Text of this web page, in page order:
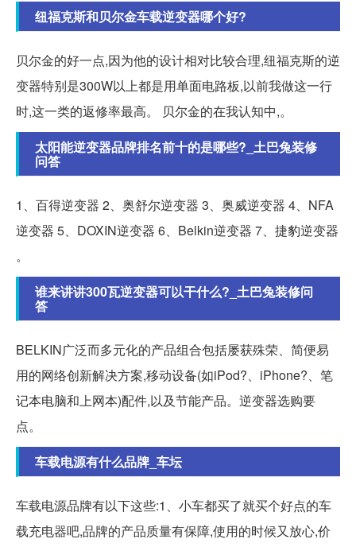
纽福克斯和贝尔金车载逆变器哪个好?
贝尔金的好一点,因为他的设计相对比较合理,纽福克斯的逆
变器特别是300W以上都是用单面电路板,以前我做这一行
时,这一类的返修率最高。 贝尔金的在我认知中,。
太阳能逆变器品牌排名前十的是哪些?_土巴兔装修
问答
1、百得逆变器 2、奥舒尔逆变器 3、奥威逆变器 4、NFA
逆变器 5、DOXIN逆变器 6、Belkin逆变器 7、捷豹逆变器
。
谁来讲讲300瓦逆变器可以干什么?_土巴兔装修问
答
BELKIN广泛而多元化的产品组合包括屡获殊荣、简便易
用的网络创新解决方案,移动设备(如iPod?、iPhone?、笔
记本电脑和上网本)配件,以及节能产品。逆变器选购要
点。
车载电源有什么品牌_车坛
车载电源品牌有以下这些:1、小车都买了就买个好点的车
载充电器吧,品牌的产品质量有保障,使用的时候又放心,价